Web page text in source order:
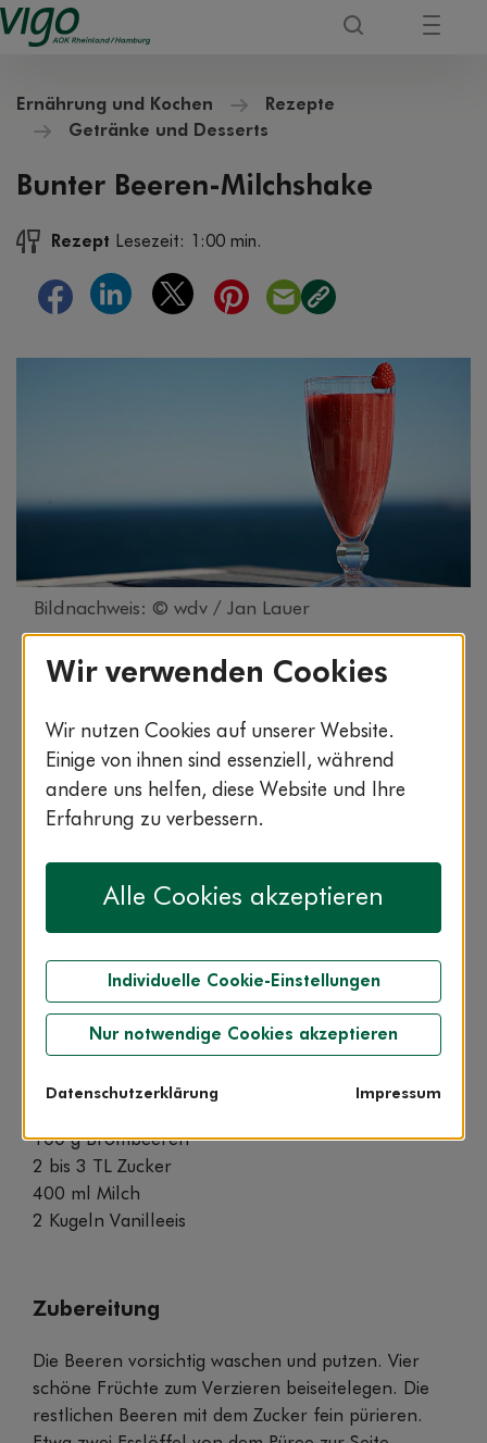
Ernährung und Kochen
Rezepte
Getränke und Desserts
Bunter Beeren-Milchshake
Rezept Lesezeit: 1:00 min.
Bildnachweis: © wdv / Jan Lauer
Der beerige Vitamin-Snack für zwischendurch: Mit
Vanilleeis macht das Shake auch Naschkatzen
1:30 min. leicht
» Rezept drucken
Zutaten
für 4 Personen
100 g Brombeeren
2 bis 3 TL Zucker
400 ml Milch
2 Kugeln Vanilleeis
Zubereitung
Die Beeren vorsichtig waschen und putzen. Vier
schöne Früchte zum Verzieren beiseitelegen. Die
restlichen Beeren mit dem Zucker fein pürieren.
Wir verwenden Cookies
Wir nutzen Cookies auf unserer Website.
Einige von ihnen sind essenziell, während
andere uns helfen, diese Website und Ihre
Erfahrung zu verbessern.
Alle Cookies akzeptieren
Individuelle Cookie-Einstellungen
Nur notwendige Cookies akzeptieren
Datenschutzerklärung Impressum